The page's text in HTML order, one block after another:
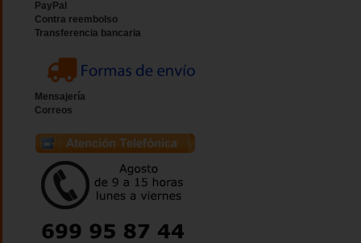
PayPal
Contra reembolso
Transferencia bancaria
Mensajería
Correos